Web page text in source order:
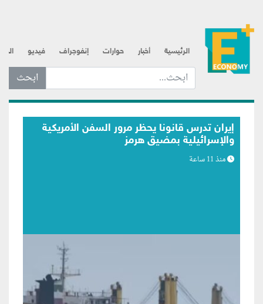
الرئيسية أخبار حوارات إنفوجراف فيديو
ابحث عن... :
بلومبرج: اتصالات متكررة لترامب مع رئيس
الفيدرالي تعكس مساعي لبسط النفوذ
منذ 12 ساعة